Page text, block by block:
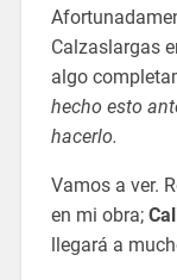
Calzaslargas
algo
hecho esto
hacerlo.
Vamos a ver.
en mi obra;
llegará a